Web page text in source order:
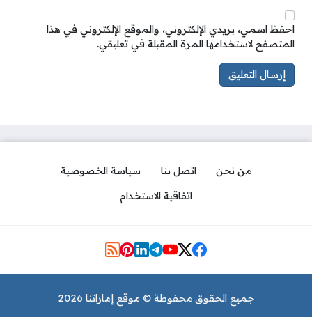
احفظ اسمي، بريدي الإلكتروني، والموقع الإلكتروني في هذا
المتصفح لاستخدامها المرة المقبلة في تعليقي.
من نحن اتصل بنا
سياسة الخصوصية
اتفاقية الاستخدام
مواقع التواصل
جميع الحقوق محفوظة © موقع إماراتنا 2026